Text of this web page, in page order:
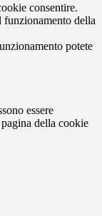
consentire.
funzionamento della
potete
essere
della cookie